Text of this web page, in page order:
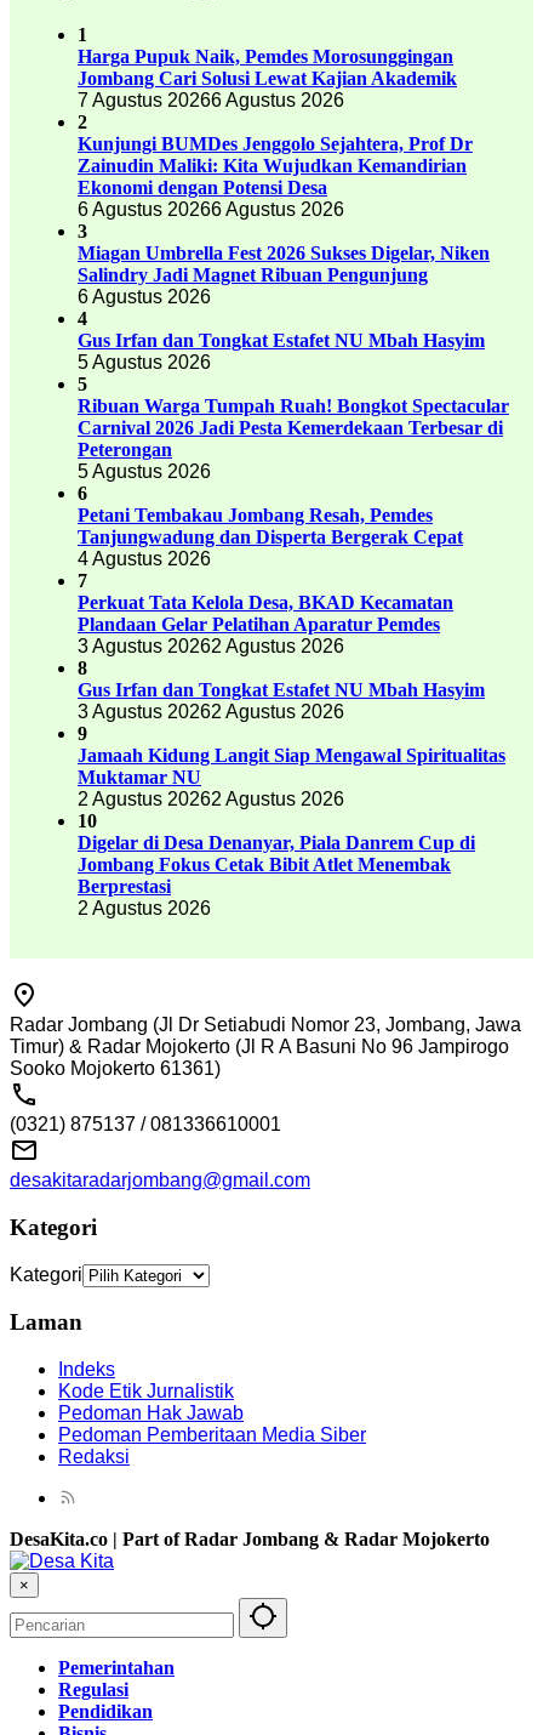
1
Harga Pupuk Naik, Pemdes Morosunggingan
Jombang Cari Solusi Lewat Kajian Akademik
7 Agustus 20266 Agustus 2026
2
Kunjungi BUMDes Jenggolo Sejahtera, Prof Dr
Zainudin Maliki: Kita Wujudkan Kemandirian
Ekonomi dengan Potensi Desa
6 Agustus 20266 Agustus 2026
3
Miagan Umbrella Fest 2026 Sukses Digelar, Niken
Salindry Jadi Magnet Ribuan Pengunjung
6 Agustus 2026
4
Gus Irfan dan Tongkat Estafet NU Mbah Hasyim
5 Agustus 2026
5
Ribuan Warga Tumpah Ruah! Bongkot Spectacular
Carnival 2026 Jadi Pesta Kemerdekaan Terbesar di
Peterongan
5 Agustus 2026
6
Petani Tembakau Jombang Resah, Pemdes
Tanjungwadung dan Disperta Bergerak Cepat
4 Agustus 2026
7
Perkuat Tata Kelola Desa, BKAD Kecamatan
Plandaan Gelar Pelatihan Aparatur Pemdes
3 Agustus 20262 Agustus 2026
8
Gus Irfan dan Tongkat Estafet NU Mbah Hasyim
3 Agustus 20262 Agustus 2026
9
Jamaah Kidung Langit Siap Mengawal Spiritualitas
Muktamar NU
2 Agustus 20262 Agustus 2026
10
Digelar di Desa Denanyar, Piala Danrem Cup di
Jombang Fokus Cetak Bibit Atlet Menembak
Berprestasi
2 Agustus 2026
Radar Jombang (Jl Dr Setiabudi Nomor 23, Jombang, Jawa
Timur) & Radar Mojokerto (Jl R A Basuni No 96 Jampirogo
Sooko Mojokerto 61361)
(0321) 875137 / 081336610001
desakitaradarjombang@gmail.com
Kategori
Kategori
Laman
Indeks
Kode Etik Jurnalistik
Pedoman Hak Jawab
Pedoman Pemberitaan Media Siber
Redaksi
DesaKita.co | Part of Radar Jombang & Radar Mojokerto
×
Pemerintahan
Regulasi
Pendidikan